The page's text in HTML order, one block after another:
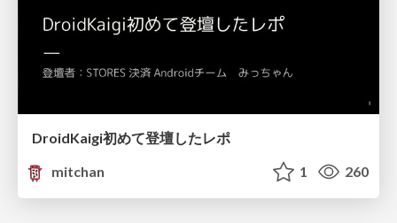
DroidKaigi初めて登壇したレポ
mitchan
1 260